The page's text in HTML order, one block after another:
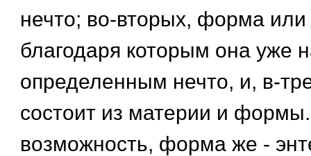
нечто; во-вторых, форма или
благодаря которым она уже
определенным нечто, и, в-
состоит из материи и
возможность, форма же -